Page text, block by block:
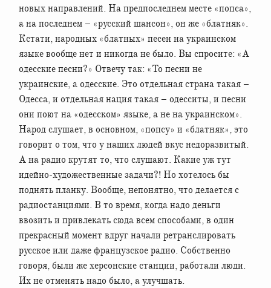
новых направлений. На предпоследнем месте «попса»,
а на последнем – «русский шансон», он же «блатняк».
Кстати, народных «блатных» песен на украинском
языке вообще нет и никогда не было. Вы спросите: «А
одесские песни?» Отвечу так: «То песни не
украинские, а одесские. Это отдельная страна такая –
Одесса, и отдельная нация такая – одесситы, и песни
они поют на «одесском» языке, а не на украинском».
Народ слушает, в основном, «попсу» и «блатняк», это
говорит о том, что у наших людей вкус недоразвитый.
А на радио крутят то, что слушают. Какие уж тут
идейно-художественные задачи?! Но хотелось бы
поднять планку. Вообще, непонятно, что делается с
радиостанциями. В то время, когда надо деньги
ввозить и привлекать сюда всем способами, в один
прекрасный момент вдруг начали ретранслировать
русское или даже французское радио. Собственно
говоря, были же херсонские станции, работали люди.
Их не отменять надо было, а улучшать.